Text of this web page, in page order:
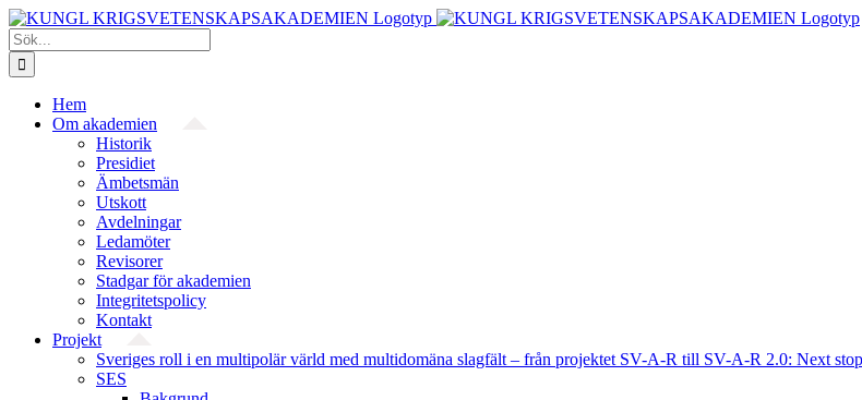
Fortsätt
till
innehållet
Sök
efter:
Hem
Om akademien
Historik
Presidiet
Ämbetsmän
Utskott
Avdelningar
Ledamöter
Revisorer
Stadgar för akademien
Integritetspolicy
Kontakt
Projekt
Sveriges roll i en multipolär värld med multidomäna slagfält – från projektet SV-A-R till SV-A-R 2.0: Next
SES